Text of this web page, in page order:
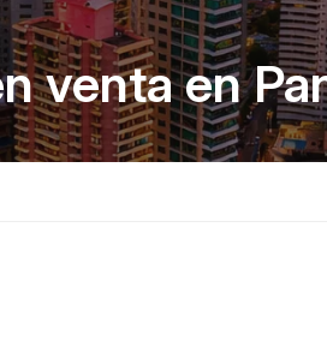
venta en